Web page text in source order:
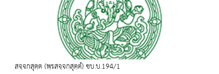
สจฺจกสุตฺต (พฺรสจฺจกสุตฺตํ) ชบ.บ.194/1